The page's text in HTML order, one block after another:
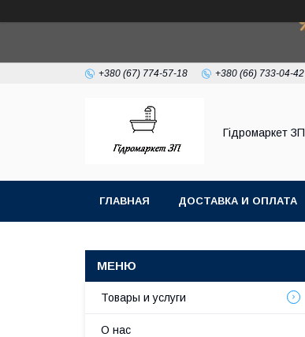
+380 (67) 774-57-18 +380 (66) 733-04-42
Гiдромаркет ЗП
ГЛАВНАЯ ДОСТАВКА И ОПЛАТА
Товары и услуги
О нас